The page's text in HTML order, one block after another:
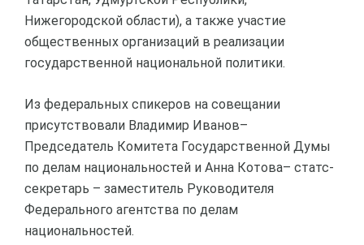
Нижегородской области), а также участие
общественных организаций в реализации
государственной национальной политики.
Из федеральных спикеров на совещании
присутствовали Владимир Иванов–
Председатель Комитета Государственной Думы
по делам национальностей и Анна Котова– статс-
секретарь – заместитель Руководителя
Федерального агентства по делам
национальностей.